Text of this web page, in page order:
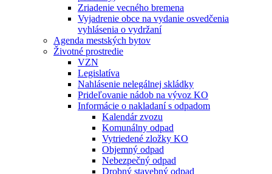
Zriadenie vecného bremena
Vyjadrenie obce na vydanie osvedčenia
vyhlásenia o vydržaní
Agenda mestských bytov
Životné prostredie
VZN
Legislatíva
Nahlásenie nelegálnej skládky
Prideľovanie nádob na vývoz KO
Informácie o nakladaní s odpadom
Kalendár zvozu
Komunálny odpad
Vytriedené zložky KO
Objemný odpad
Nebezpečný odpad
Drobný stavebný odpad